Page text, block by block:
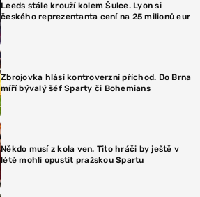
Leeds stále krouží kolem Šulce. Lyon si
českého reprezentanta cení na 25 milionů eur
Zbrojovka hlásí kontroverzní příchod. Do Brna
míří bývalý šéf Sparty či Bohemians
Někdo musí z kola ven. Tito hráči by ještě v
létě mohli opustit pražskou Spartu